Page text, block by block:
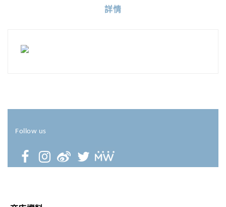
詳情
Follow us